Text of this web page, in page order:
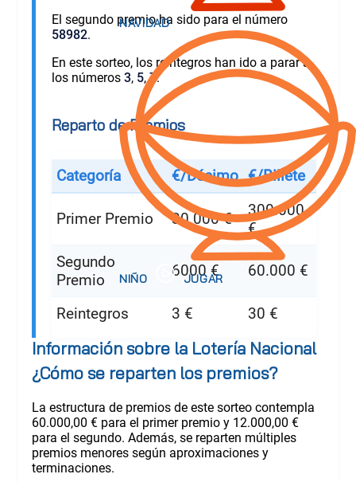
El segundo premio ha sido para el número
58982.
En este sorteo, los reintegros han ido a parar a
los números 3, 5,7 .
Reparto de Premios
Categoría €/Décimo €/Billete
Primer Premio 30.000 €
300.000
€
Segundo
Premio
6000 € 60.000 €
Reintegros 3 € 30 €
Información sobre la Lotería Nacional
¿Cómo se reparten los premios?
La estructura de premios de este sorteo contempla
60.000,00 € para el primer premio y 12.000,00 €
para el segundo. Además, se reparten múltiples
premios menores según aproximaciones y
terminaciones.